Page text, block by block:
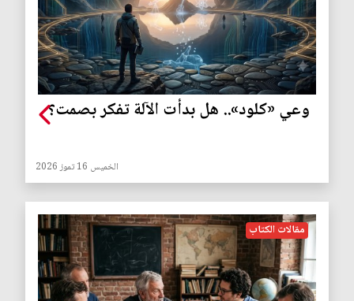
وعي «كلود».. هل بدأت الآلة تفكر بصمت؟
الخميس 16 تموز 2026
مقالات الكتاب